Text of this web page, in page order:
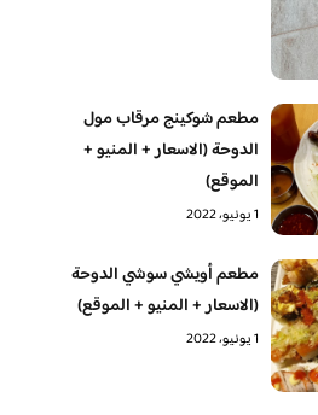
مطعم شوكينج مرقاب مول
الدوحة (الاسعار + المنيو +
الموقع)
1 يونيو، 2022
مطعم أويشي سوشي الدوحة
(الاسعار + المنيو + الموقع)
1 يونيو، 2022